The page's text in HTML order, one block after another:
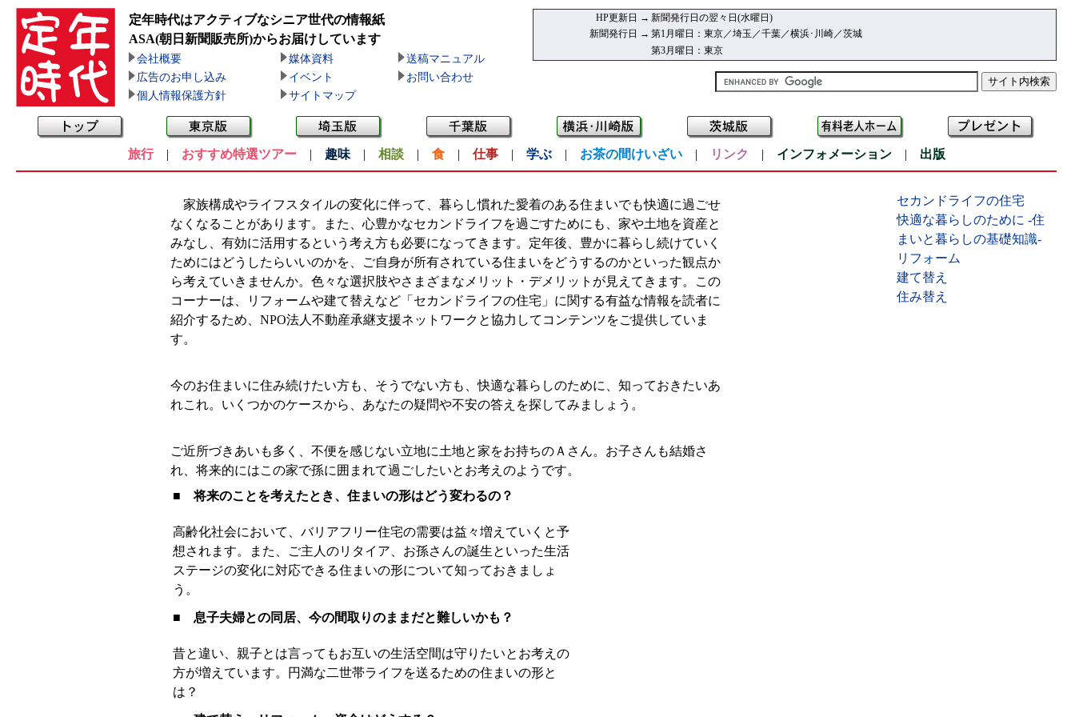
定年時代はアクティブなシニア世代の情報紙
ASA(朝日新聞販売所)からお届けしています
会社概要 媒体資料
送稿マニュアル
広告のお申し込み
イベント
お問い合わせ
個人情報保護方針
サイトマップ
HP更新日 → 新聞発行日の翌々日(水曜日)
新聞発行日 → 第1月曜日：東京／埼玉／千葉／横浜･川崎／茨城
第3月曜日：東京
旅行| おすすめ特選ツアー| 趣味| 相談| 食| 仕事| 学ぶ| お茶の間けいざい| リンク | インフォメーション| 出版
家族構成やライフスタイルの変化に伴って、暮らし慣れた愛着のある住まいでも快適に過ごせ
なくなることがあります。また、心豊かなセカンドライフを過ごすためにも、家や土地を資産と
みなし、有効に活用するという考え方も必要になってきます。定年後、豊かに暮らし続けていく
ためにはどうしたらいいのかを、ご自身が所有されている住まいをどうするのかといった観点か
ら考えていきませんか。色々な選択肢やさまざまなメリット・デメリットが見えてきます。この
コーナーは、リフォームや建て替えなど「セカンドライフの住宅」に関する有益な情報を読者に
紹介するため、NPO法人不動産承継支援ネットワークと協力してコンテンツをご提供していま
す。
今のお住まいに住み続けたい方も、そうでない方も、快適な暮らしのために、知っておきたいあ
れこれ。いくつかのケースから、あなたの疑問や不安の答えを探してみましょう。
ご近所づきあいも多く、不便を感じない立地に土地と家をお持ちのＡさん。お子さんも結婚さ
れ、将来的にはこの家で孫に囲まれて過ごしたいとお考えのようです。
■ 将来のことを考えたとき、住まいの形はどう変わるの？
高齢化社会において、バリアフリー住宅の需要は益々増えていくと予
想されます。また、ご主人のリタイア、お孫さんの誕生といった生活
ステージの変化に対応できる住まいの形について知っておきましょ
う。
■ 息子夫婦との同居、今の間取りのままだと難しいかも？
昔と違い、親子とは言ってもお互いの生活空間は守りたいとお考えの
方が増えています。円満な二世帯ライフを送るための住まいの形と
は？
セカンドライフの住宅
快適な暮らしのために -住
まいと暮らしの基礎知識-
リフォーム
建て替え
住み替え